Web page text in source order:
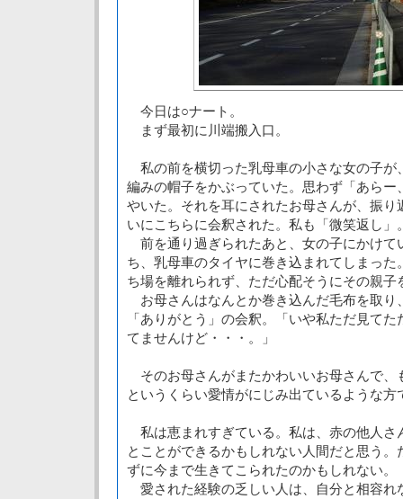
今日は○ナート。
まず最初に川端搬入口。
私の前を横切った乳母車の小さな女の子が
編みの帽子をかぶっていた。思わず「あらー
やいた。それを耳にされたお母さんが、振り
いにこちらに会釈された。私も「微笑返し」
前を通り過ぎられたあと、女の子にかけて
ち、乳母車のタイヤに巻き込まれてしまっ
ち場を離れられず、ただ心配そうにその親子
お母さんはなんとか巻き込んだ毛布を取り
「ありがとう」の会釈。「いや私ただ見て
てませんけど・・・。」
そのお母さんがまたかわいいお母さんで、
というくらい愛情がにじみ出ているような方
私は恵まれすぎている。私は、赤の他人さ
とことができるかもしれない人間だと思う
ずに今まで生きてこられたのかもしれない。
愛された経験の乏しい人は、自分と相容れ